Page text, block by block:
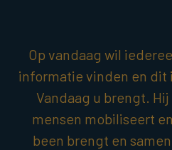
Op vandaag wil
informatie vinden en dit
Vandaag u brengt.
mensen mobiliseert
been brengt en